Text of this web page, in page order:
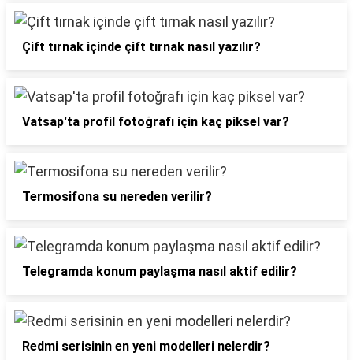
Çift tırnak içinde çift tırnak nasıl yazılır?
Vatsap'ta profil fotoğrafı için kaç piksel var?
Termosifona su nereden verilir?
Telegramda konum paylaşma nasıl aktif edilir?
Redmi serisinin en yeni modelleri nelerdir?